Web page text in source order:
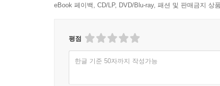
eBook 페이백, CD/LP, DVD/Blu-ray, 패션 및 판매금지 상
평점
한글 기준 50자까지 작성가능